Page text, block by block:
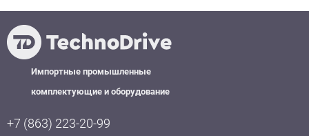
Импортные промышленные
комплектующие и оборудование
+7 (863) 223-20-99